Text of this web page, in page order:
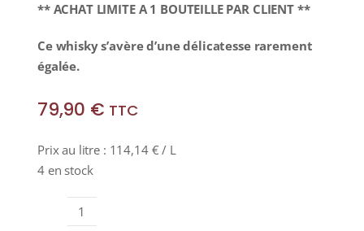
** ACHAT LIMITE A 1 BOUTEILLE PAR CLIENT **
Ce whisky s’avère d’une délicatesse rarement
égalée.
79,90 € TTC
Prix au litre : 114,14 € / L
4 en stock
quantité